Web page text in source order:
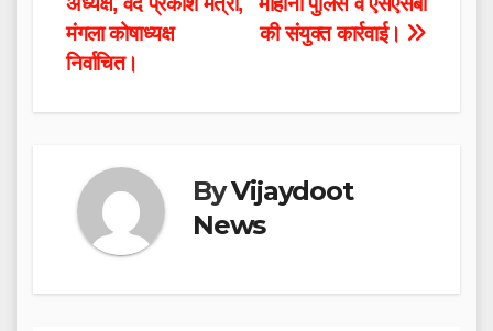
की संयुक्त कार्रवाई।
मंगला कोषाध्यक्ष
निर्वाचित।
ByVijaydoot
News